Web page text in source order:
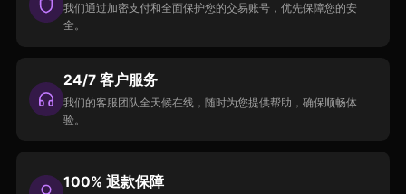
我们通过加密支付和全面保护您的交易账号，优先保障您的安
全。
24/7 客户服务
我们的客服团队全天候在线，随时为您提供帮助，确保顺畅体
验。
100% 退款保障